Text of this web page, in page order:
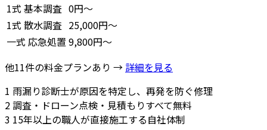
1式 基本調査 0円～
1式 散水調査 25,000円～
一式 応急処置 9,800円～
他11件の料金プランあり → 詳細を見る
1 雨漏り診断士が原因を特定し、再発を防ぐ修理
2調査・ドローン点検・見積もりすべて無料
3 15年以上の職人が直接施工する自社体制